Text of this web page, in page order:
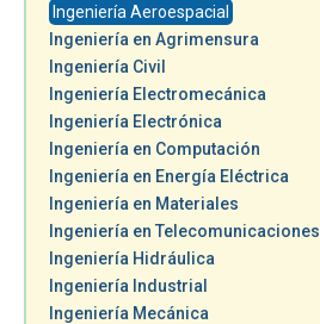
Ingeniería Aeroespacial
Ingeniería en Agrimensura
Ingeniería Civil
Ingeniería Electromecánica
Ingeniería Electrónica
Ingeniería en Computación
Ingeniería en Energía Eléctrica
Ingeniería en Materiales
Ingeniería en Telecomunicaciones
Ingeniería Hidráulica
Ingeniería Industrial
Ingeniería Mecánica